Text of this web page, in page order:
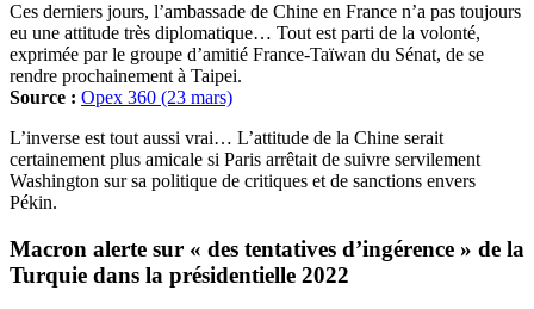
Ces derniers jours, l’ambassade de Chine en France n’a pas toujours
eu une attitude très diplomatique… Tout est parti de la volonté,
exprimée par le groupe d’amitié France-Taïwan du Sénat, de se
rendre prochainement à Taipei.
Source : Opex 360 (23 mars)
L’inverse est tout aussi vrai… L’attitude de la Chine serait
certainement plus amicale si Paris arrêtait de suivre servilement
Washington sur sa politique de critiques et de sanctions envers
Pékin.
Macron alerte sur « des tentatives d’ingérence » de la
Turquie dans la présidentielle 2022